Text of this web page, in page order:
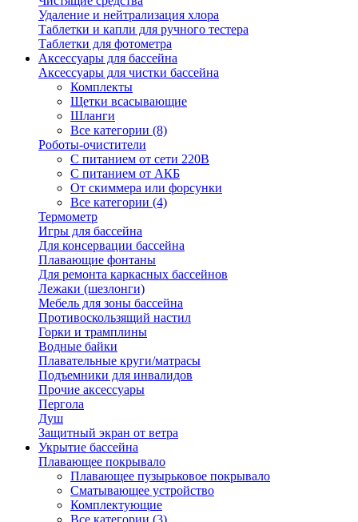
Удаление и нейтрализация хлора
Таблетки и капли для ручного тестера
Таблетки для фотометра
Аксессуары для бассейна
Аксессуары для чистки бассейна
Комплекты
Щетки всасывающие
Шланги
Все категории (8)
Роботы-очистители
С питанием от сети 220В
С питанием от АКБ
От скиммера или форсунки
Все категории (4)
Термометр
Игры для бассейна
Для консервации бассейна
Плавающие фонтаны
Для ремонта каркасных бассейнов
Лежаки (шезлонги)
Мебель для зоны бассейна
Противоскользящий настил
Горки и трамплины
Водные байки
Плавательные круги/матрасы
Подъемники для инвалидов
Прочие аксессуары
Пергола
Душ
Защитный экран от ветра
Укрытие бассейна
Плавающее покрывало
Плавающее пузырьковое покрывало
Сматывающее устройство
Комплектующие
Все категории (3)